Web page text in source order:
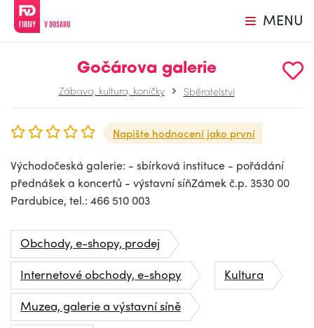
MENU
Gočárova galerie
Zábava, kultura, koníčky Sběratelství
Napište hodnocení jako první
Východočeská galerie: - sbírková instituce - pořádání
přednášek a koncertů - výstavní síňZámek č.p. 3530 00
Pardubice, tel.: 466 510 003
Obchody, e-shopy, prodej
Internetové obchody, e-shopy
Kultura
Muzea, galerie a výstavní síně